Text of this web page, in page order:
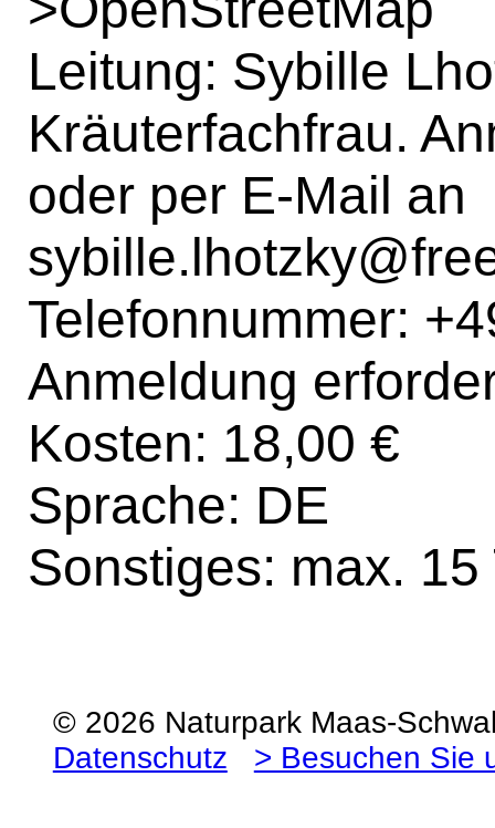
Leitung: Sybille
Kräuterfachfrau.
oder per E-Mail an
Telefonnummer:
Anmeldung
Kosten: 18,00 €
Sprache: DE
Sonstiges: max. 15
© 2026 Naturpark Maas-
Datenschutz
> Besuchen Sie